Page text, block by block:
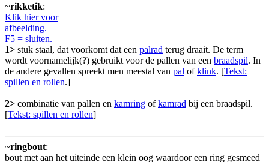
~rikketik:
Klik hier voor
afbeelding.
F5 = sluiten.
1> stuk staal, dat voorkomt dat een palrad terug draait. De term
wordt voornamelijk(?) gebruikt voor de pallen van een braadspil. In
de andere gevallen spreekt men meestal van pal ofklink. [Tekst:
spillen en rollen.]
2> combinatie van pallen en kamring ofkamrad bij een braadspil.
[Tekst: spillen en rollen]
~ringbout:
bout met aan het uiteinde een klein oog waardoor een ring gesmeed